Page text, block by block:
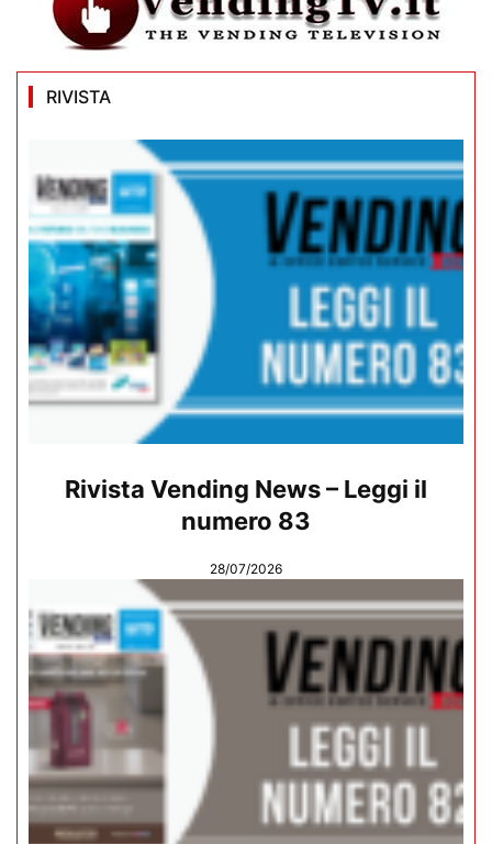
RIVISTA
Rivista Vending News – Leggi il
numero 83
28/07/2026